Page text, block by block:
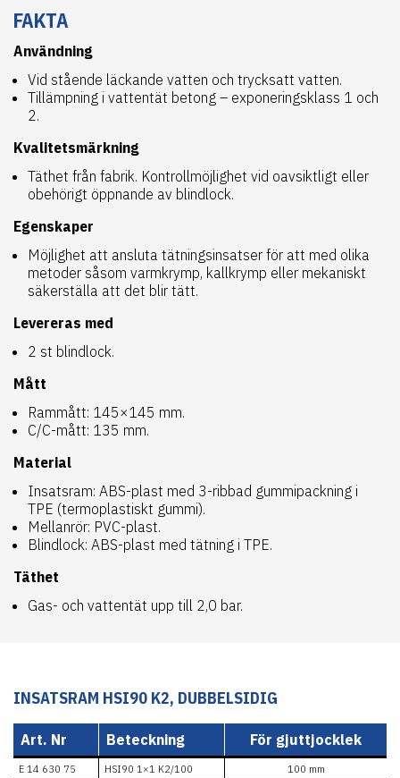
FAKTA
Användning
Vid stående läckande vatten och trycksatt vatten.
Tillämpning i vattentät betong – exponeringsklass 1 och
2.
Kvalitetsmärkning
Täthet från fabrik. Kontrollmöjlighet vid oavsiktligt eller
obehörigt öppnande av blindlock.
Egenskaper
Möjlighet att ansluta tätningsinsatser för att med olika
metoder såsom varmkrymp, kallkrymp eller mekaniskt
säkerställa att det blir tätt.
Levereras med
2 st blindlock.
Mått
Rammått: 145×145 mm.
C/C-mått: 135 mm.
Material
Insatsram: ABS-plast med 3-ribbad gummipackning i
TPE (termoplastiskt gummi).
Mellanrör: PVC-plast.
Blindlock: ABS-plast med tätning i TPE.
Täthet
Gas- och vattentät upp till 2,0 bar.
INSATSRAM HSI90 K2, DUBBELSIDIG
Art. Nr Beteckning För gjuttjocklek
E 14 630 75 HSI90 1×1 K2/100
100 mm